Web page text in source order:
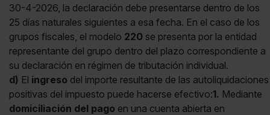
30-4-2026, la declaración debe presentarse dentro de los
25 días naturales siguientes a esa fecha. En el caso de los
grupos fiscales, el modelo 220 se presenta por la entidad
representante del grupo dentro del plazo correspondiente a
su declaración en régimen de tributación individual.
d) El ingreso del importe resultante de las autoliquidaciones
positivas del impuesto puede hacerse efectivo:1. Mediante
domiciliación del pago en una cuenta abierta en